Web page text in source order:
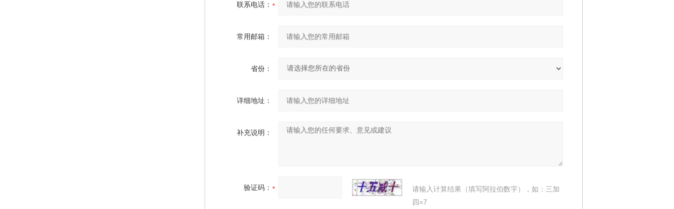
联系电话：
常用邮箱：
省份：
详细地址：
补充说明：
验证码：
请输入计算结果（填写阿拉伯数字），如：三加
四=7